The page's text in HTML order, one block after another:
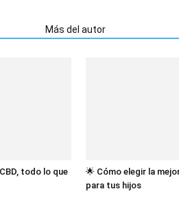
Más del autor
todo lo que
🌟 Cómo elegir la
para tus hijos